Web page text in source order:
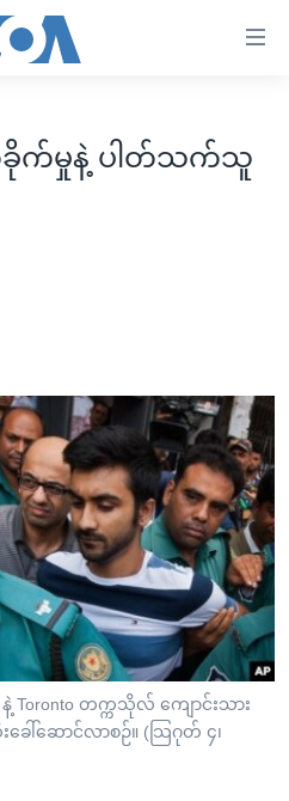
များ
ခိုက်မှုနဲ့ ပါတ်သက်သူ
နဲ့ Toronto တက္ကသိုလ် ကျောင်းသား
ခေါ်ဆောင်လာစဉ်။ (သြဂုတ် ၄၊